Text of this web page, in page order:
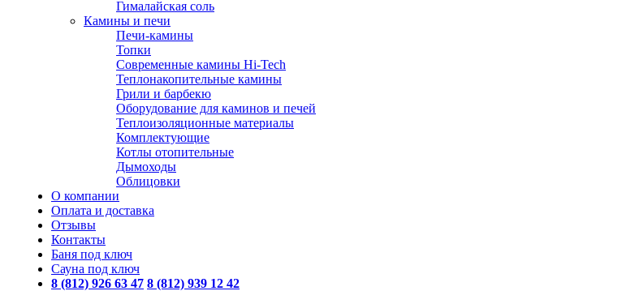
Гималайская соль
Камины и печи
Печи-камины
Топки
Современные камины Hi-Tech
Теплонакопительные камины
Грили и барбекю
Оборудование для каминов и печей
Теплоизоляционные материалы
Комплектующие
Котлы отопительные
Дымоходы
Облицовки
О компании
Оплата и доставка
Отзывы
Контакты
Баня под ключ
Сауна под ключ
8 (812) 926 63 47 8 (812) 939 12 42